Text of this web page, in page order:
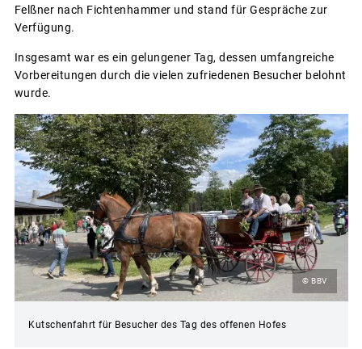
Felßner nach Fichtenhammer und stand für Gespräche zur
Verfügung.
Insgesamt war es ein gelungener Tag, dessen umfangreiche
Vorbereitungen durch die vielen zufriedenen Besucher belohnt
wurde.
© BBV
Kutschenfahrt für Besucher des Tag des offenen Hofes